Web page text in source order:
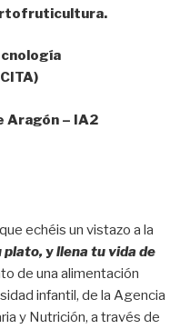
– IA2
echéis un vistazo a la
plato,yllena tu vida de
de una alimentación
infantil, de la Agencia
y Nutrición, a través de